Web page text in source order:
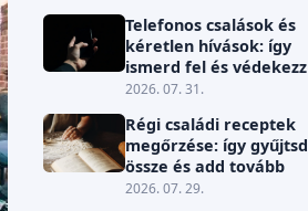
Telefonos csalások és
kéretlen hívások: így
ismerd fel és védekezz
2026. 07. 31.
Régi családi receptek
megőrzése: így gyűjtsd
össze és add tovább
2026. 07. 29.